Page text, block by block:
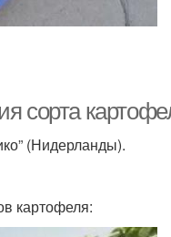
сорта
(Нидерланды).
картофеля: